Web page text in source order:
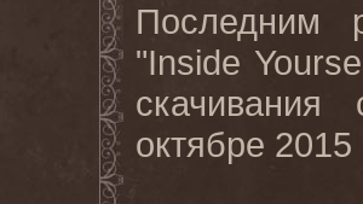
Последним
"Inside
октябре 2015